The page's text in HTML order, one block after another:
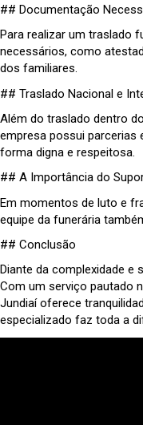
## Documentação
Para realizar um traslado
necessários, como
dos familiares.
## Traslado Nacional e
Além do traslado dentro
empresa possui parcerias
forma digna e respeitosa.
## A Importância do
Em momentos de luto e
equipe da funerária
## Conclusão
Diante da complexidade
Com um serviço pautado
Jundiaí oferece
especializado faz toda a